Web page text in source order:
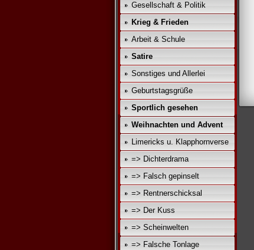
Gesellschaft & Politik
Krieg & Frieden
Arbeit & Schule
Satire
Sonstiges und Allerlei
Geburtstagsgrüße
Sportlich gesehen
Weihnachten und Advent
Limericks u. Klapphornverse
=> Dichterdrama
=> Falsch gepinselt
=> Rentnerschicksal
=> Der Kuss
=> Scheinwelten
=> Falsche Tonlage